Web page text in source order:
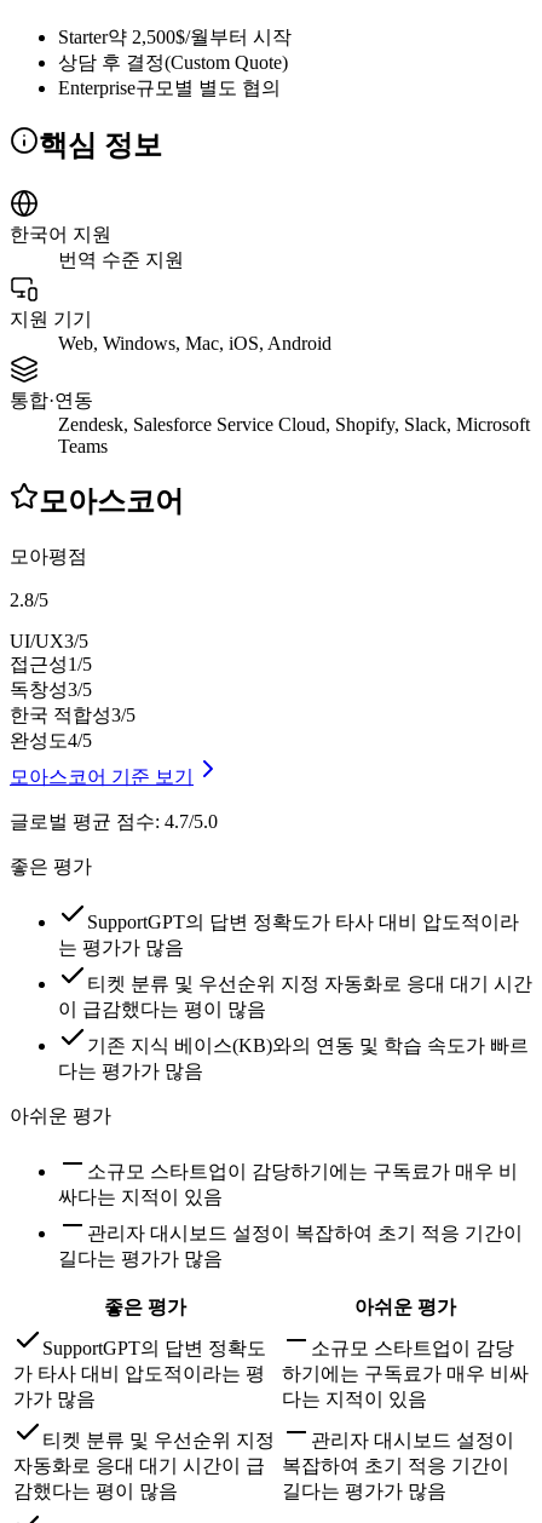
Starter약 2,500$/월부터 시작
상담 후 결정(Custom Quote)
Enterprise규모별 별도 협의
핵심 정보
한국어 지원
번역 수준 지원
지원 기기
Web, Windows, Mac, iOS, Android
통합·연동
Zendesk, Salesforce Service Cloud, Shopify, Slack, Microsoft
Teams
모아스코어
모아평점
2.8/5
UI/UX3/5
접근성1/5
독창성3/5
한국 적합성3/5
완성도4/5
모아스코어 기준 보기
글로벌 평균 점수: 4.7/5.0
좋은 평가
SupportGPT의 답변 정확도가 타사 대비 압도적이라
는 평가가 많음
티켓 분류 및 우선순위 지정 자동화로 응대 대기 시간
이 급감했다는 평이 많음
기존 지식 베이스(KB)와의 연동 및 학습 속도가 빠르
다는 평가가 많음
아쉬운 평가
소규모 스타트업이 감당하기에는 구독료가 매우 비
싸다는 지적이 있음
관리자 대시보드 설정이 복잡하여 초기 적응 기간이
길다는 평가가 많음
좋은 평가
아쉬운 평가
SupportGPT의 답변 정확도
가 타사 대비 압도적이라는 평
가가 많음
소규모 스타트업이 감당
하기에는 구독료가 매우 비싸
다는 지적이 있음
티켓 분류 및 우선순위 지정
자동화로 응대 대기 시간이 급
감했다는 평이 많음
관리자 대시보드 설정이
복잡하여 초기 적응 기간이
길다는 평가가 많음